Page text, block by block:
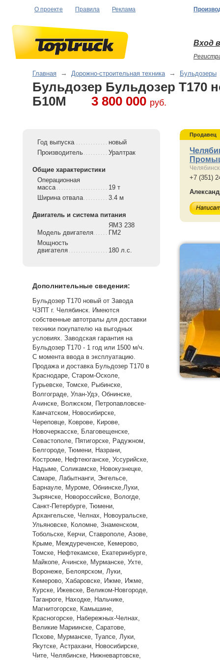
О проекте Правила Реклама
Вход
Главная → Дорожно-строительная техника → Бульдозеры
Бульдозер Бульдозер Т170
Б10М
3 800 000 руб.
Год выпуска
новый
Производитель
Уралтрак
Общие характеристики
Операционная
масса
19 т
Ширина отвала
3.4 м
Двигатель и система питания
Модель двигателя
ЯМЗ 238
ГМ2
Мощность
двигателя
180 л.с.
Дополнительные сведения:
Бульдозер Т170 новый от Завода
ЧЗПТ г. Челябинск. Имеются
собственные автотралы для доставки
техники покупателю на выгодных
условиях. Заводская гарантия на
Бульдозер Т170 - 1 год или 1500 м/ч.
С момента ввода в эксплуатацию.
Продажа и доставка Бульдозер Т170 в
Краснодаре, Старом-Осколе,
Гурьевске, Томске, Рыбинске,
Волгограде, Улан-Удэ, Обнинске,
Ачинске, Волжском, Петропавловске-
Камчатском, Новосибирске,
Череповце, Коврове, Кирове,
Новочеркасске, Благовещенске,
Севастополе, Пятигорске, Радужном,
Белгороде, Тюмени, Назрани,
Костроме, Нефтеюганске, Уссурийске,
Надыме, Соликамске, Новокузнецке,
Самаре, Лабытнанги, Энгельсе,
Барнауле, Муроме, Обнинске,Луки,
Зырянске, Новороссийске, Вологде,
Санкт-Петербурге, Тюмени,
Архангельске, Челнах, Новоуральске,
Ульяновске, Коломне, Знаменском,
Тобольске, Керчи, Ставрополе, Азове,
Крыме, Междуреченске, Кемерово,
Томске, Нефтекамске, Екатеринбурге,
Майкопе, Ачинске, Мурманске, Ухте,
Воронеже, Белоярском, Луки,
Кемерово, Хабаровске, Ижме, Ижме,
Курске, Ижевске, Великом-Новгороде,
Таганроге, Находке, Нальчике,
Магнитогорске, Камышине,
Красногорске, Набережных-Челнах,
Великие Мариинске, Саратове,
Пскове, Мурманске, Туапсе, Луки,
Якутске, Астрахани, Новосибирске,
Чите, Челябинске, Нижневартовске,
Продавец
Челябинск
+7 (351)